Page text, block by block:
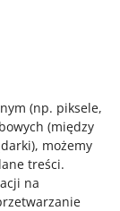
(np. piksele,
(między
, możemy
treści.
na
są różnice w
o
rynku.